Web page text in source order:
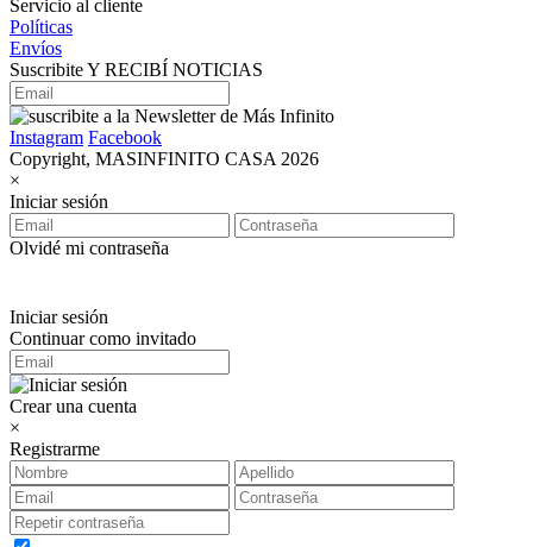
Servicio al cliente
Políticas
Envíos
Suscribite Y RECIBÍ NOTICIAS
Instagram Facebook
Copyright, MASINFINITO CASA 2026
×
Iniciar sesión
Olvidé mi contraseña
Iniciar sesión
Continuar como invitado
Crear una cuenta
×
Registrarme